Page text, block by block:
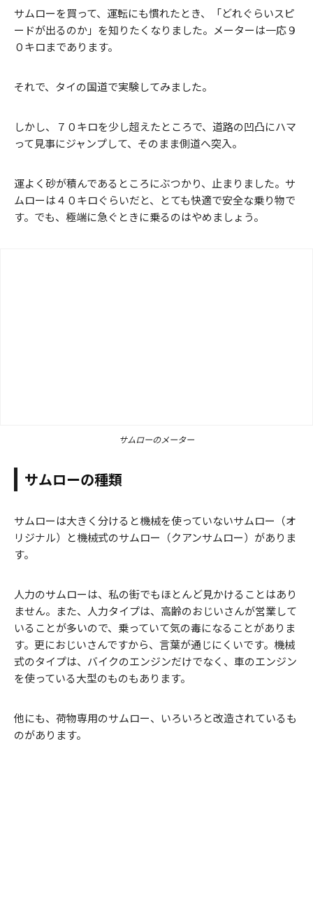
サムローを買って、運転にも慣れたとき、「どれぐらいスピ
ードが出るのか」を知りたくなりました。メーターは一応９
０キロまであります。
それで、タイの国道で実験してみました。
しかし、７０キロを少し超えたところで、道路の凹凸にハマ
って見事にジャンプして、そのまま側道へ突入。
運よく砂が積んであるところにぶつかり、止まりました。サ
ムローは４０キロぐらいだと、とても快適で安全な乗り物で
す。でも、極端に急ぐときに乗るのはやめましょう。
サムローのメーター
サムローの種類
サムローは大きく分けると機械を使っていないサムロー（オ
リジナル）と機械式のサムロー（クアンサムロー）がありま
す。
人力のサムローは、私の街でもほとんど見かけることはあり
ません。また、人力タイプは、高齢のおじいさんが営業して
いることが多いので、乗っていて気の毒になることがありま
す。更におじいさんですから、言葉が通じにくいです。機械
式のタイプは、バイクのエンジンだけでなく、車のエンジン
を使っている大型のものもあります。
他にも、荷物専用のサムロー、いろいろと改造されているも
のがあります。